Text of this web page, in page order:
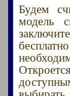
Будем
модель